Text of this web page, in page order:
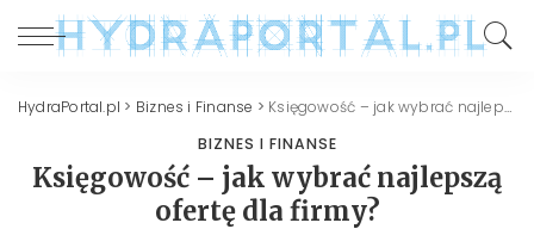
HydraPortal.pl > Biznes i Finanse > Księgowość – jak wybrać najlepszą ofertę dla firmy?
BIZNES I FINANSE
Księgowość – jak wybrać najlepszą
ofertę dla firmy?